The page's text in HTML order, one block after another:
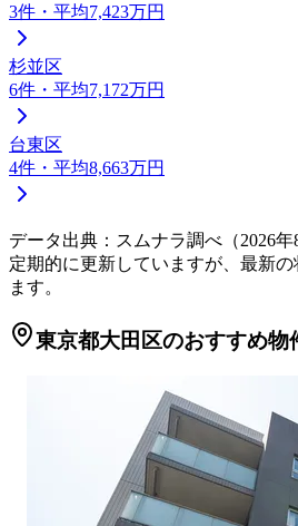
3件 ・平均7,423万円
杉並区
6件 ・平均7,172万円
台東区
4件 ・平均8,663万円
データ出典：スムナラ調べ（2026年
定期的に更新していますが、最新
ます。
東京都大田区のおすすめ物